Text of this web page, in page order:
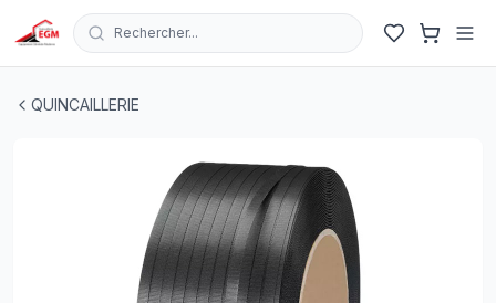
Rechercher...
QUINCAILLERIE